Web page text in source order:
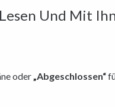
Und Mit
oder„Abgeschlossen“